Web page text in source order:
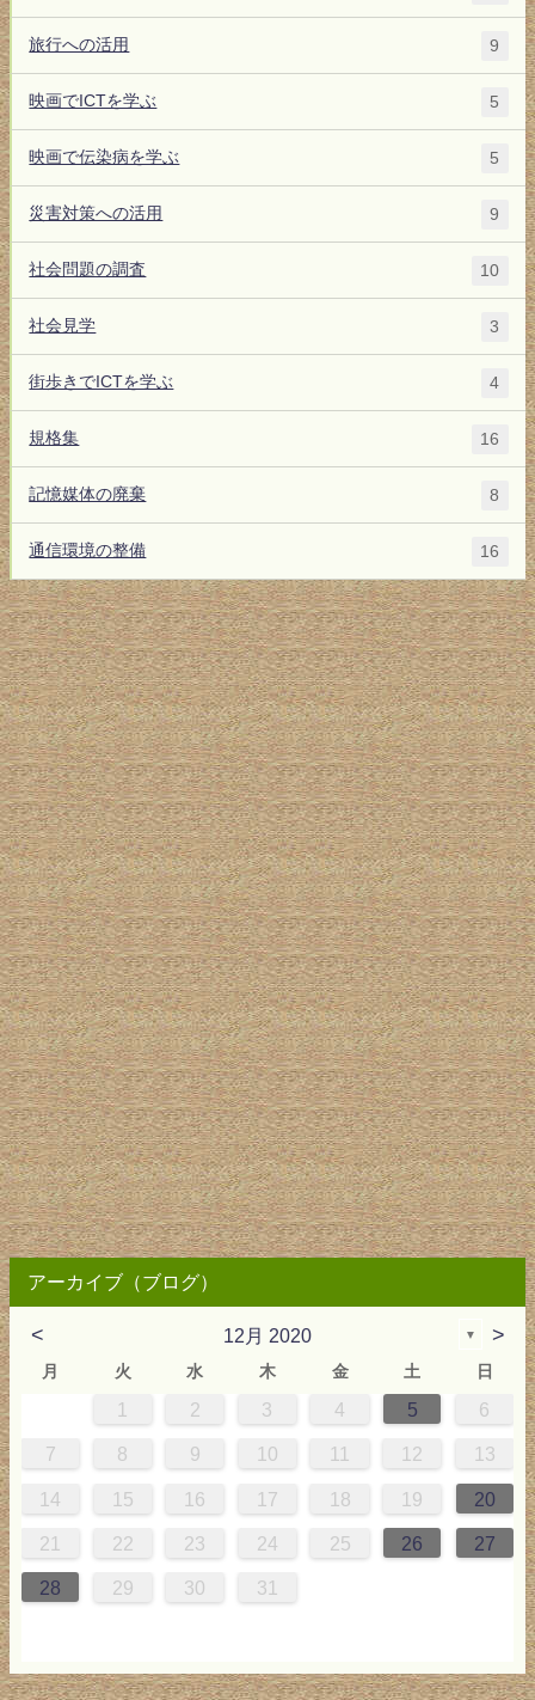
旅行への活用 9
映画でICTを学ぶ 5
映画で伝染病を学ぶ 5
災害対策への活用 9
社会問題の調査 10
社会見学 3
街歩きでICTを学ぶ 4
規格集 16
記憶媒体の廃棄 8
通信環境の整備 16
アーカイブ（ブログ）
< 12月 2020 ▼ >
月 火 水 木 金 土 日
1 2 3 4 5 6
7 8 9 10 11 12 13
14 15 16 17 18 19 20
21 22 23 24 25 26 27
28 29 30 31